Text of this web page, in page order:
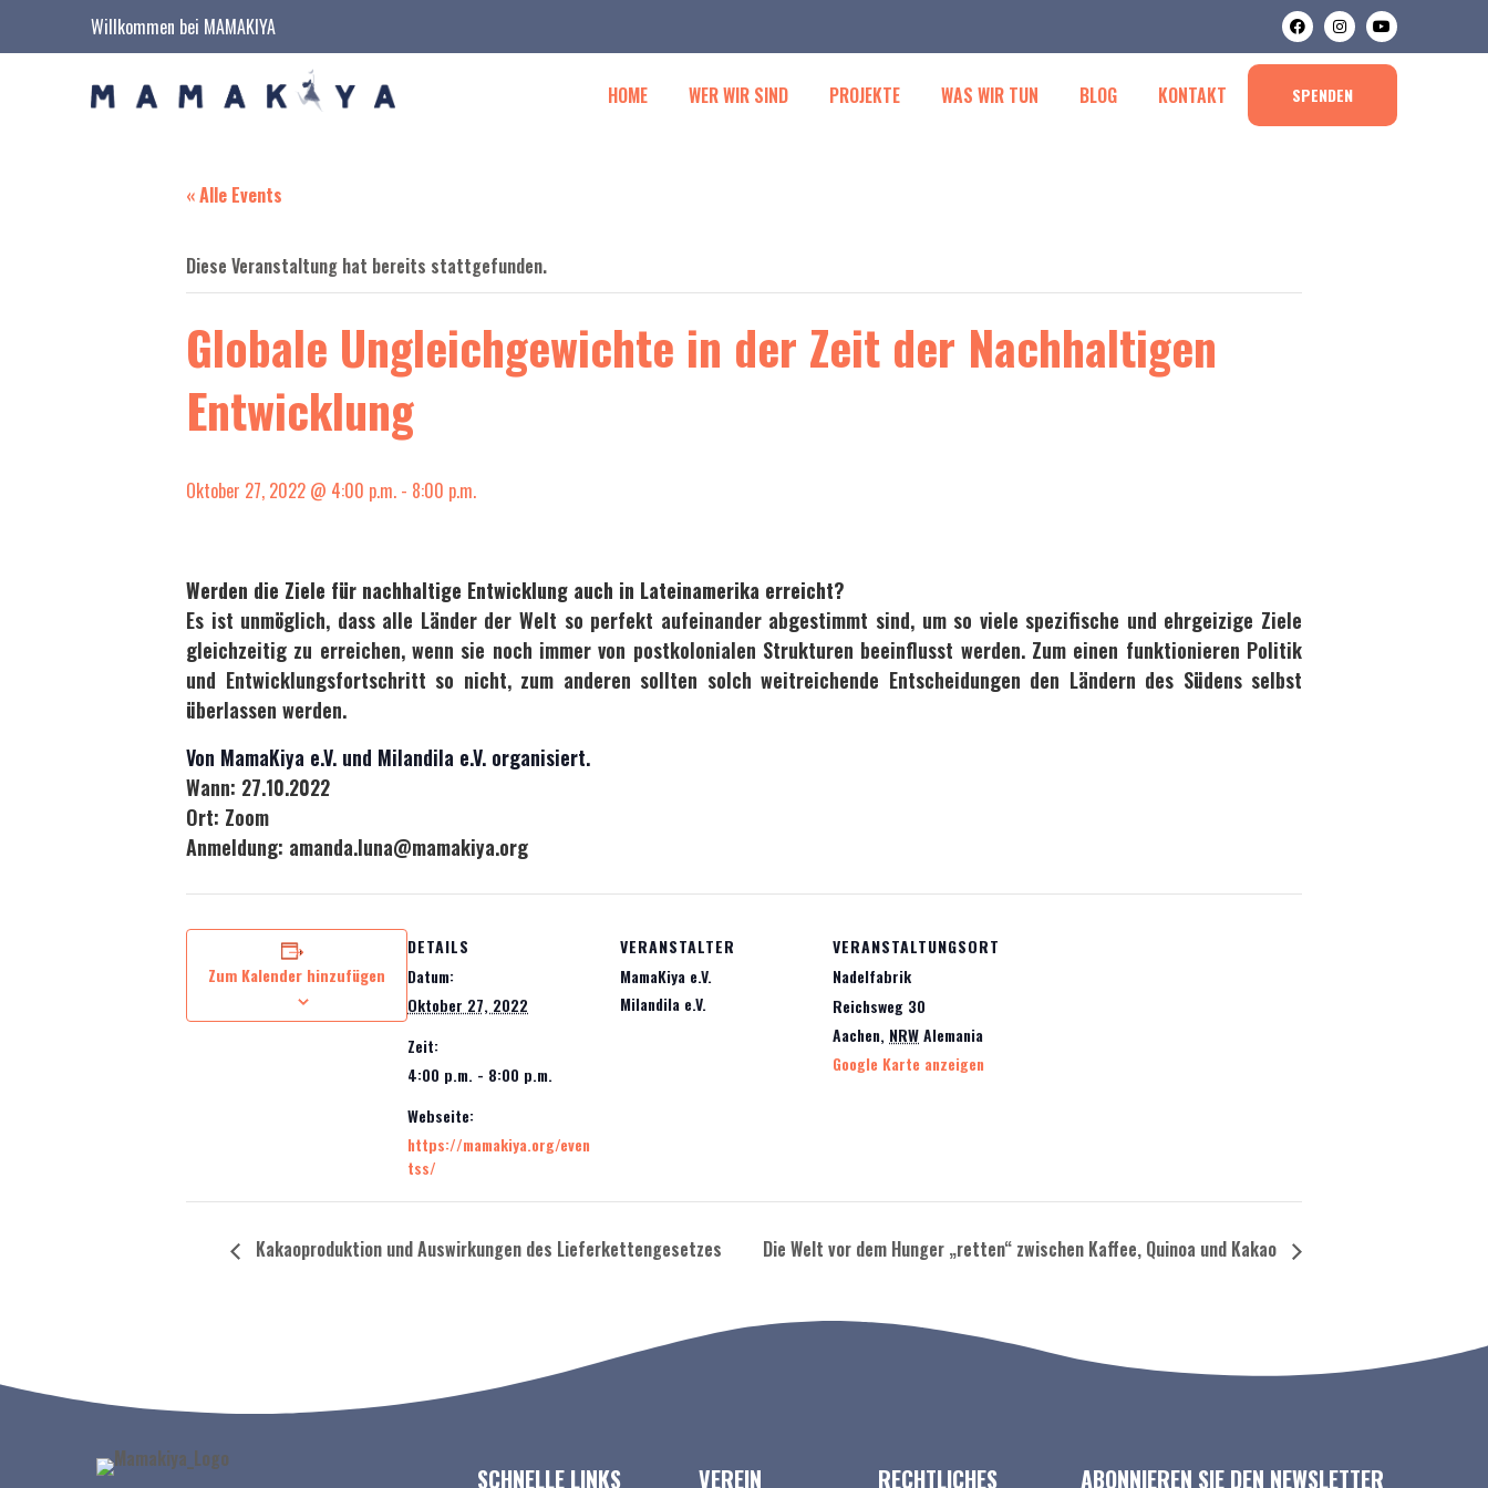
Willkommen bei MAMAKIYA
HOME WER WIR SIND PROJEKTE WAS WIR TUN BLOG KONTAKT SPENDEN
« Alle Events
Diese Veranstaltung hat bereits stattgefunden.
Globale Ungleichgewichte in der Zeit der Nachhaltigen
Entwicklung
Oktober 27, 2022 @ 4:00 p.m. - 8:00 p.m.
Werden die Ziele für nachhaltige Entwicklung auch in Lateinamerika erreicht?
Es ist unmöglich, dass alle Länder der Welt so perfekt aufeinander abgestimmt sind, um so viele spezifische und ehrgeizige Ziele
gleichzeitig zu erreichen, wenn sie noch immer von postkolonialen Strukturen beeinflusst werden. Zum einen funktionieren Politik
und Entwicklungsfortschritt so nicht, zum anderen sollten solch weitreichende Entscheidungen den Ländern des Südens selbst
überlassen werden.
Von MamaKiya e.V. und Milandila e.V. organisiert.
Wann: 27.10.2022
Ort: Zoom
Anmeldung: amanda.luna@mamakiya.org
Zum Kalender hinzufügen
DETAILS
Datum:
Oktober 27, 2022
Zeit:
4:00 p.m. - 8:00 p.m.
Webseite:
https://mamakiya.org/even
tss/
VERANSTALTER
MamaKiya e.V.
Milandila e.V.
VERANSTALTUNGSORT
Nadelfabrik
Reichsweg 30
Aachen, NRWAlemania
Google Karte anzeigen
Kakaoproduktion und Auswirkungen des Lieferkettengesetzes Die Welt vor dem Hunger „retten“ zwischen Kaffee, Quinoa und Kakao
SCHNELLE LINKS VEREIN RECHTLICHES ABONNIEREN SIE DEN NEWSLETTER